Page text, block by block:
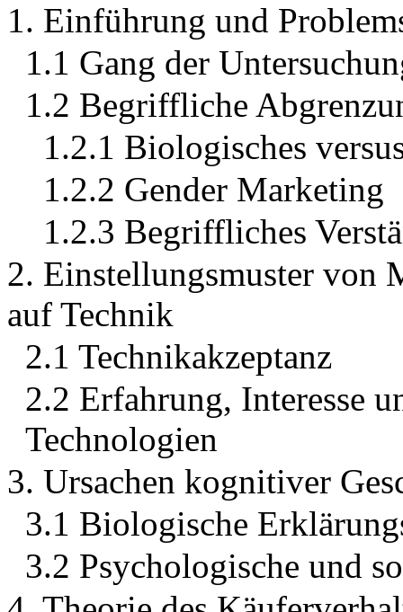
1. Einführung und
1.1 Gang der
1.2 Begriffliche
1.2.1 Biologisches
1.2.2 Gender Marketing
1.2.3 Begriffliches
2. Einstellungsmuster von
auf Technik
2.1 Technikakzeptanz
2.2 Erfahrung, Interesse
Technologien
3. Ursachen kognitiver
3.1 Biologische
3.2 Psychologische und